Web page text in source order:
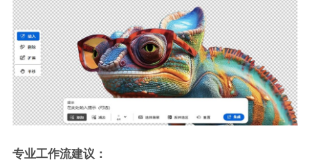
专业工作流建议：